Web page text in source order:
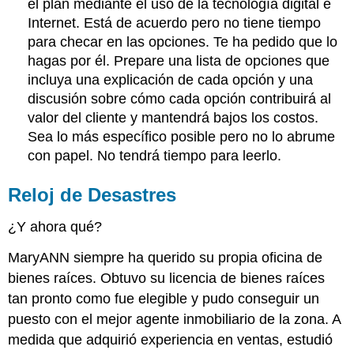
el plan mediante el uso de la tecnología digital e
Internet. Está de acuerdo pero no tiene tiempo
para checar en las opciones. Te ha pedido que lo
hagas por él. Prepare una lista de opciones que
incluya una explicación de cada opción y una
discusión sobre cómo cada opción contribuirá al
valor del cliente y mantendrá bajos los costos.
Sea lo más específico posible pero no lo abrume
con papel. No tendrá tiempo para leerlo.
Reloj de Desastres
¿Y ahora qué?
MaryANN siempre ha querido su propia oficina de
bienes raíces. Obtuvo su licencia de bienes raíces
tan pronto como fue elegible y pudo conseguir un
puesto con el mejor agente inmobiliario de la zona. A
medida que adquirió experiencia en ventas, estudió